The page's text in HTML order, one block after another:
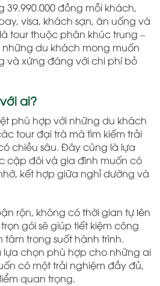
39.990.000 đồng mỗi khách,
visa, khách sạn, ăn uống và
tour thuộc phân khúc trung –
du khách mong muốn
và xứng đáng với chi phí bỏ
ai?
phù hợp với những du khách
tour đại trà mà tìm kiếm trải
chiều sâu. Đây cũng là lựa
cặp đôi và gia đình muốn có
kết hợp giữa nghỉ dưỡng và
rộn, không có thời gian tự lên
gói sẽ giúp tiết kiệm công
trong suốt hành trình.
chọn phù hợp cho những ai
có một trải nghiệm đầy đủ,
quan trọng.